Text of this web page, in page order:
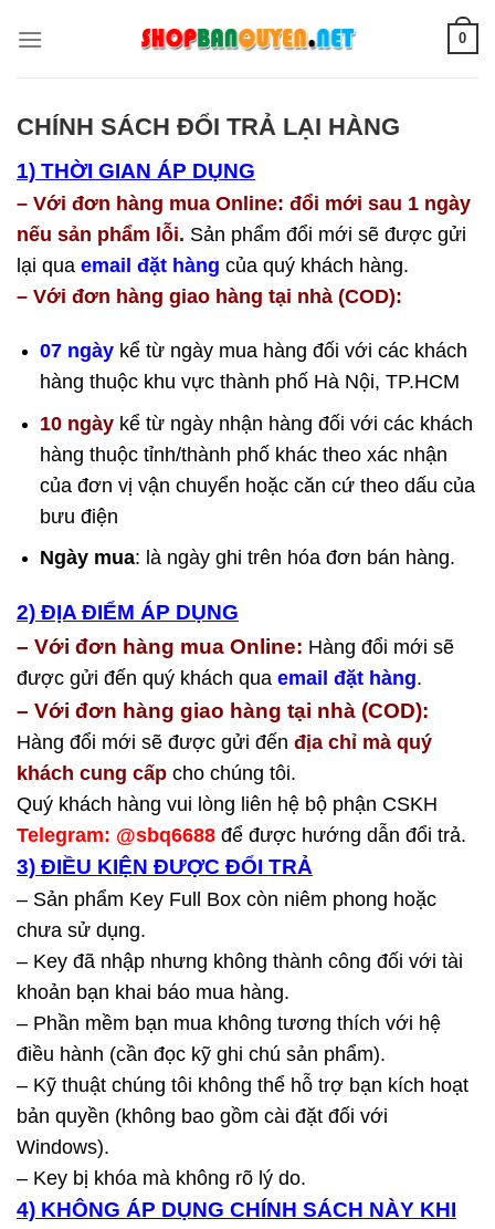
0
CHÍNH SÁCH ĐỔI TRẢ LẠI HÀNG
1) THỜI GIAN ÁP DỤNG
– Với đơn hàng mua Online: đổi mới sau 1 ngày
nếu sản phẩm lỗi. Sản phẩm đổi mới sẽ được gửi
lại qua email đặt hàng của quý khách hàng.
– Với đơn hàng giao hàng tại nhà (COD):
07 ngàykể từ ngày mua hàng đối với các khách
hàng thuộc khu vực thành phố Hà Nội, TP.HCM
10 ngàykể từ ngày nhận hàng đối với các khách
hàng thuộc tỉnh/thành phố khác theo xác nhận
của đơn vị vận chuyển hoặc căn cứ theo dấu của
bưu điện
Ngày mua: là ngày ghi trên hóa đơn bán hàng.
2) ĐỊA ĐIỂM ÁP DỤNG
– Với đơn hàng mua Online: Hàng đổi mới sẽ
được gửi đến quý khách qua email đặt hàng.
– Với đơn hàng giao hàng tại nhà (COD):
Hàng đổi mới sẽ được gửi đến địa chỉ mà quý
khách cung cấp cho chúng tôi.
Quý khách hàng vui lòng liên hệ bộ phận CSKH
Telegram: @sbq6688 để được hướng dẫn đổi trả.
3) ĐIỀU KIỆN ĐƯỢC ĐỔI TRẢ
– Sản phẩm Key Full Box còn niêm phong hoặc
chưa sử dụng.
– Key đã nhập nhưng không thành công đối với tài
khoản bạn khai báo mua hàng.
– Phần mềm bạn mua không tương thích với hệ
điều hành (cần đọc kỹ ghi chú sản phẩm).
– Kỹ thuật chúng tôi không thể hỗ trợ bạn kích hoạt
bản quyền (không bao gồm cài đặt đối với
Windows).
– Key bị khóa mà không rõ lý do.
4) KHÔNG ÁP DỤNG CHÍNH SÁCH NÀY KHI